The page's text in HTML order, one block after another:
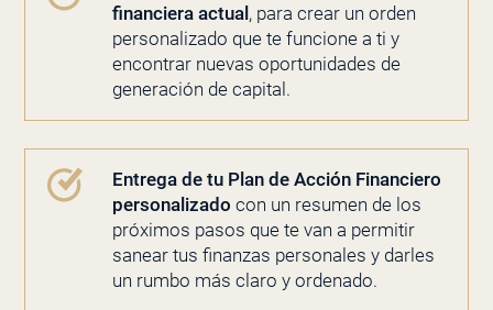
financiera actual, para crear un orden
personalizado que te funcione a ti y
encontrar nuevas oportunidades de
generación de capital.
Entrega de tu Plan de Acción Financiero
personalizado con un resumen de los
próximos pasos que te van a permitir
sanear tus finanzas personales y darles
un rumbo más claro y ordenado.